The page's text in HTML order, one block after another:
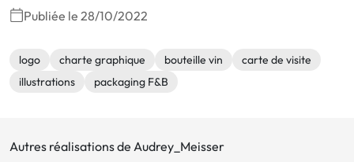
Publiée le 28/10/2022
logo charte graphique bouteille vin
carte de visite
illustrations
packaging F&B
Autres réalisations de Audrey_Meisser